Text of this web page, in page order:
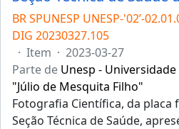
BR SPUNESP UNESP-'02’-
DIG 20230327.105
· Item · 2023-03-27
Parte de Unesp -
"Júlio de Mesquita Filho"
Fotografia Científica, da placa
Seção Técnica de Saúde,